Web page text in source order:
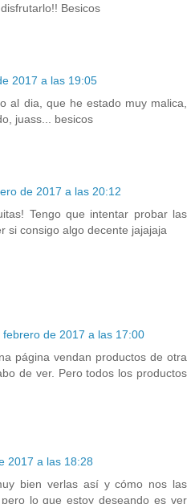
Besicos
2017 a las 19:05
al dia, que he estado muy malica,
juass... besicos
de 2017 a las 20:12
Tengo que intentar probar las
si consigo algo decente jajajaja
febrero de 2017 a las 17:00
página vendan productos de otra
de ver. Pero todos los productos
2017 a las 18:28
bien verlas así y cómo nos las
lo que estoy deseando es ver